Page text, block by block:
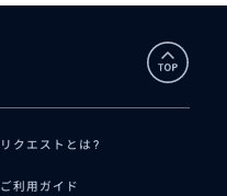
リクエストとは?
ご利用ガイド